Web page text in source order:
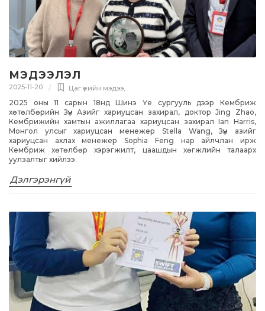
МЭДЭЭЛЭЛ
2025-11-20 Цаг үеийн мэдээ,
2025 оны 11 сарын 18нд Шинэ Үе сургууль дээр Кембриж
хөтөлбөрийн Зүүн Азийг хариуцсан захирал, доктор Jing Zhao,
Кембрижийн хамтын ажиллагаа хариуцсан захирал Ian Harris,
Монгол улсыг хариуцсан менежер Stella Wang, Зүүн азийг
хариуцсан ахлах менежер Sophia Feng нар айлчлан ирж
Кембриж хөтөлбөр хэрэгжилт, цаашдын хөгжлийн талаарх
уулзалтыг хийлээ.
Дэлгэрэнгүй